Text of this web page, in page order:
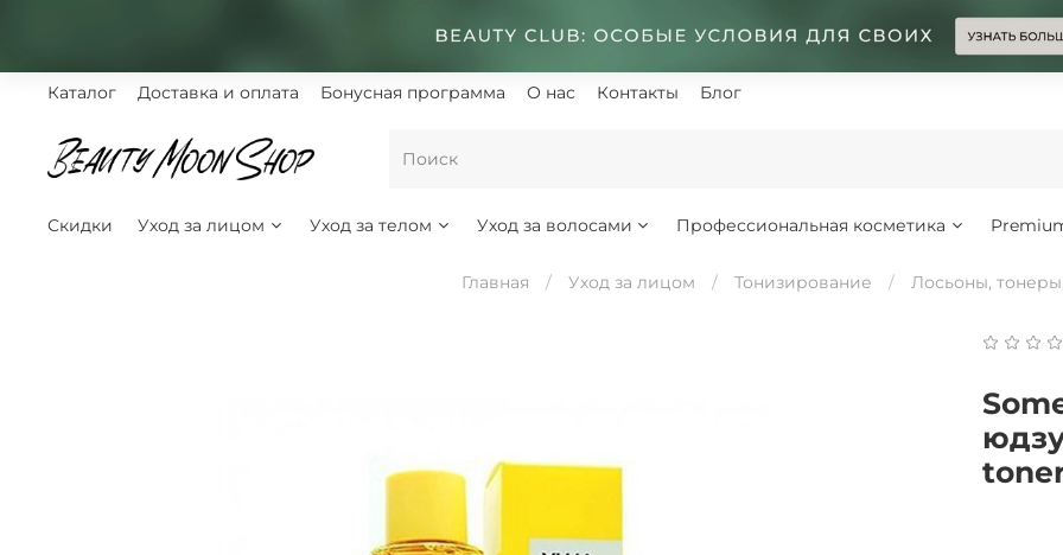
Каталог Доставка и оплата Бонусная программа О нас Контакты Блог
Скидки Уход за лицом Уход за телом Уход за волосами Профессиональная косметика
Главная Уход за лицом Тонизирование Лосьоны,